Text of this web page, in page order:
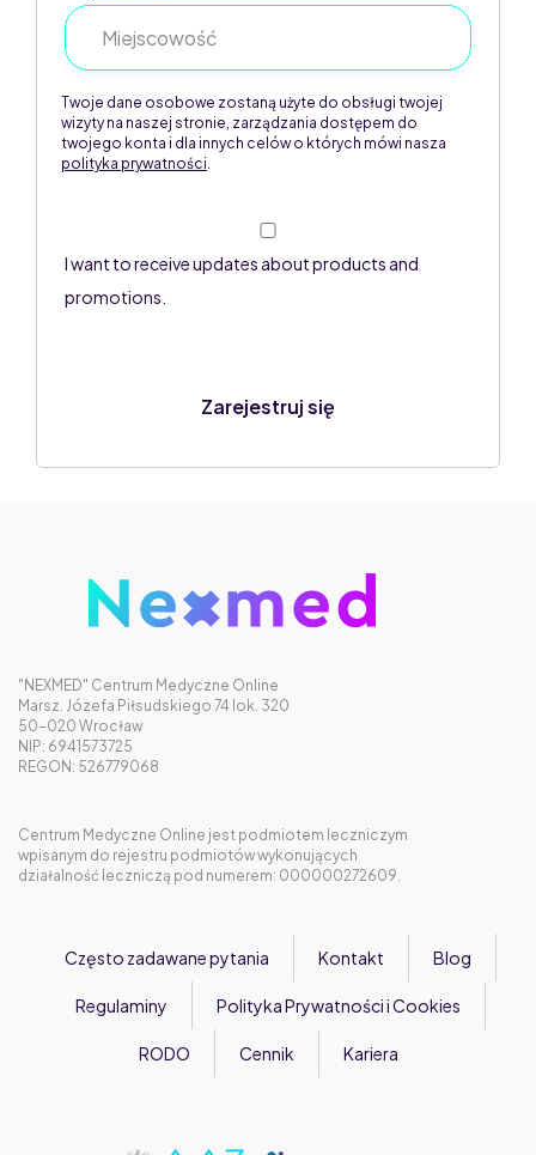
Twoje dane osobowe zostaną użyte do obsługi twojej
wizyty na naszej stronie, zarządzania dostępem do
twojego konta i dla innych celów o których mówi nasza
polityka prywatności
I want to receive updates about products and
promotions.
Zarejestruj się
"NEXMED" Centrum Medyczne Online
Marsz. Józefa Piłsudskiego 74 lok. 320
50-020 Wrocław
NIP: 6941573725
REGON: 526779068
Centrum Medyczne Online jest podmiotem leczniczym
wpisanym do rejestru podmiotów wykonujących
działalność leczniczą pod numerem: 000000272609.
Często zadawane pytania Kontakt Blog
Regulaminy Polityka Prywatności i Cookies
RODO Cennik Kariera